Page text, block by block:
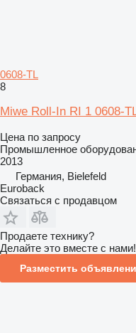
0608-TL
8
Miwe Roll-In RI 1 0608-
Цена по запросу
Промышленное
2013
Германия, Bielefeld
Euroback
Связаться с продавцом
Продаете технику?
Делайте это вместе с нами!
Разместить